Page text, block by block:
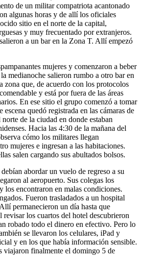
de un militar compatriota acantonado
algunas horas y de allí los oficiales
sitio en el norte de la capital,
y muy frecuentado por extranjeros.
a un bar en la Zona T. Allí empezó
mujeres y comenzaron a beber
medianoche salieron rumbo a otro bar en
zona que, de acuerdo con los protocolos
y está por fuera de las áreas
En ese sitio el grupo comenzó a tomar
quedó registrada en las cámaras de
de la ciudad en donde estaban
Hacia las 4:30 de la mañana del
cómo los militares llegan
mujeres e ingresan a las habitaciones.
salen cargando sus abultados bolsos.
abordar un vuelo de regreso a su
al aeropuerto. Sus colegas los
los encontraron en malas condiciones.
Fueron trasladados a un hospital
permanecieron un día hasta que
los cuartos del hotel descubrieron
robado todo el dinero en efectivo. Pero lo
se llevaron los celulares, iPad y
y en los que había información sensible.
viajaron finalmente el domingo 5 de